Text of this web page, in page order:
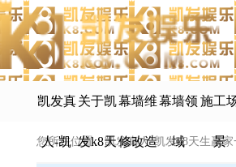
凯发真
人-凯
关于凯
发k8天
幕墙维
修改造
幕墙领
域
施工
景
您所在位置：凯发真人-凯发k8天生赢